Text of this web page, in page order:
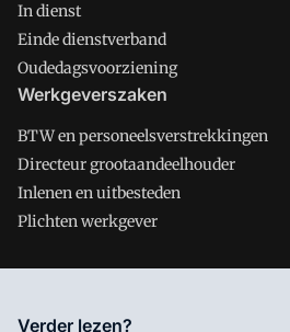
In dienst
Einde dienstverband
Oudedagsvoorziening
Werkgeverszaken
BTW en personeelsverstrekkingen
Directeur grootaandeelhouder
Inlenen en uitbesteden
Plichten werkgever
Salarisnet is onderdeel van VMN
Verder lezen?